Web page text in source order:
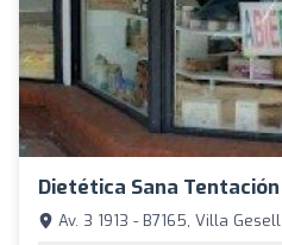
Dietética Sana Tentación
Av. 3 1913 - B7165, Villa Gesell